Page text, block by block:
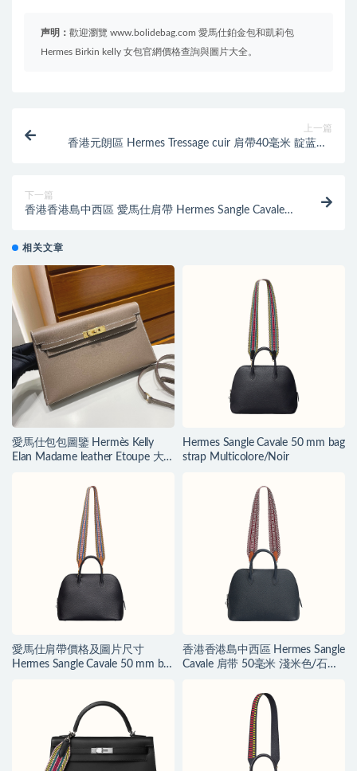
声明： 歡迎瀏覽 www.bolidebag.com 愛馬仕鉑金包和凱莉包
Hermes Birkin kelly 女包官網價格查詢與圖片大全。
上一篇
香港元朗區 Hermes Tressage cuir 肩帶40毫米 靛蓝色/
下一篇
香港香港島中西區 愛馬仕肩帶 Hermes Sangle Cavale
相关文章
愛馬仕包包圖鑒 Hermès Kelly
Elan Madame leather Etoupe 大
Hermes Sangle Cavale 50 mm bag
strap Multicolore/Noir
愛馬仕肩帶價格及圖片尺寸
Hermes Sangle Cavale 50 mm bag
香港香港島中西區 Hermes Sangle
Cavale 肩带 50毫米 淺米色/石榴